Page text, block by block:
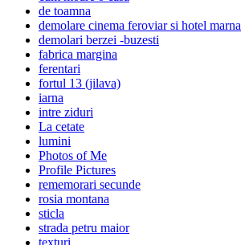
de toamna
demolare cinema feroviar si hotel marna
demolari berzei -buzesti
fabrica margina
ferentari
fortul 13 (jilava)
iarna
intre ziduri
La cetate
lumini
Photos of Me
Profile Pictures
rememorari secunde
rosia montana
sticla
strada petru maior